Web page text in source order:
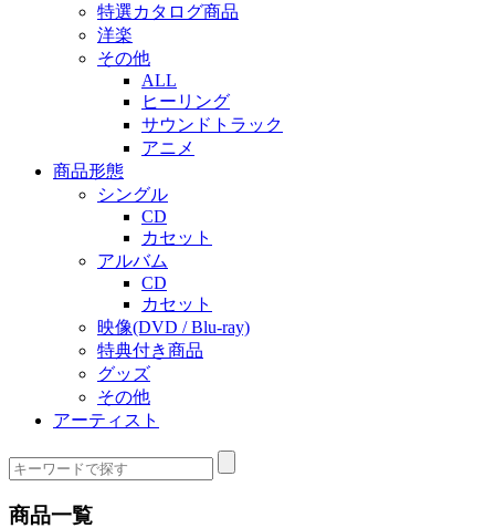
特選カタログ商品
洋楽
その他
ALL
ヒーリング
サウンドトラック
アニメ
商品形態
シングル
CD
カセット
アルバム
CD
カセット
映像(DVD / Blu-ray)
特典付き商品
グッズ
その他
アーティスト
商品一覧